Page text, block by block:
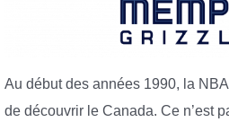
Au début des années 1990, la
de découvrir le Canada. Ce n’est